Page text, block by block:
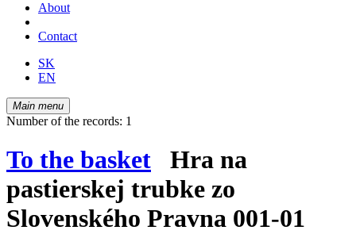
About
Contact
SK
EN
Main menu
Number of the records: 1
To the basket Hra na
pastierskej trubke zo
Slovenského Pravna 001-01